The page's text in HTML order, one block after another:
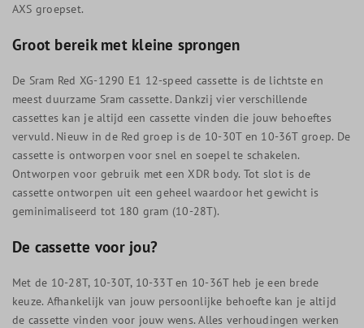
AXS groepset.
Groot bereik met kleine sprongen
De Sram Red XG-1290 E1 12-speed cassette is de lichtste en
meest duurzame Sram cassette. Dankzij vier verschillende
cassettes kan je altijd een cassette vinden die jouw behoeftes
vervuld. Nieuw in de Red groep is de 10-30T en 10-36T groep. De
cassette is ontworpen voor snel en soepel te schakelen.
Ontworpen voor gebruik met een XDR body. Tot slot is de
cassette ontworpen uit een geheel waardoor het gewicht is
geminimaliseerd tot 180 gram (10-28T).
De cassette voor jou?
Met de 10-28T, 10-30T, 10-33T en 10-36T heb je een brede
keuze. Afhankelijk van jouw persoonlijke behoefte kan je altijd
de cassette vinden voor jouw wens. Alles verhoudingen werken